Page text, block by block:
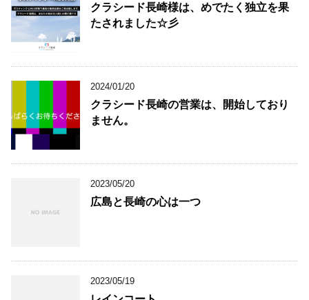
クラシード長崎様は、めでたく独立を果
たされました☆彡
2024/01/20
クラシード長崎の営業は、開始しており
ません。
2023/05/20
広島と長崎の心は一つ
2023/05/19